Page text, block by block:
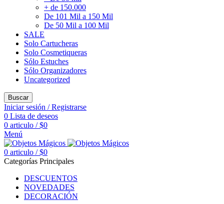
+ de 150.000
De 101 Mil a 150 Mil
De 50 Mil a 100 Mil
SALE
Solo Cartucheras
Solo Cosmetiqueras
Sólo Estuches
Sólo Organizadores
Uncategorized
Buscar
Iniciar sesión / Registrarse
0 Lista de deseos
0 articulo / $0
Menú
0 articulo / $0
Categorías Principales
DESCUENTOS
NOVEDADES
DECORACIÓN